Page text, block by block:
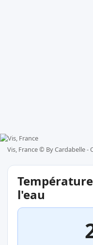
Vis, France © By Cardabelle -
l'eau